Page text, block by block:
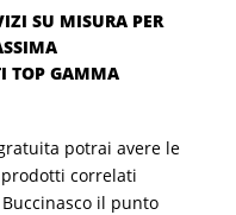
SU MISURA PER
TOP GAMMA
potrai avere le
correlati
il punto